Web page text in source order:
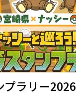
プラリー2026